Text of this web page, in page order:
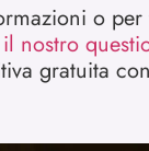
o
nostro
gratuita